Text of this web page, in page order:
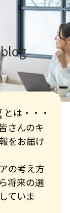
blog
とは・・・
さんのキ
をお届け
の考え方
将来の選
ていま